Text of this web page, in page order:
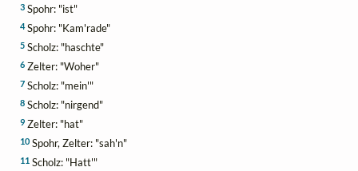
3Spohr: "ist"
4Spohr: "Kam'rade"
5Scholz: "haschte"
6Zelter: "Woher"
7Scholz: "mein'"
8Scholz: "nirgend"
9Zelter: "hat"
10Spohr, Zelter: "sah'n"
11Scholz: "Hatt'"